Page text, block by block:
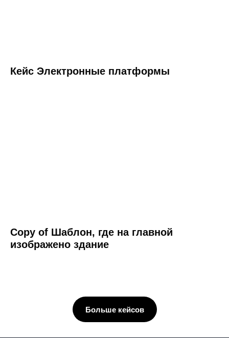
Кейс Электронные платформы
Copy of Шаблон, где на главной
изображено здание
Больше кейсов